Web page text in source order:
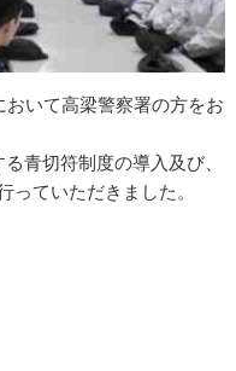
いて高梁警察署の方をお
青切符制度の導入及び、
っていただきました。